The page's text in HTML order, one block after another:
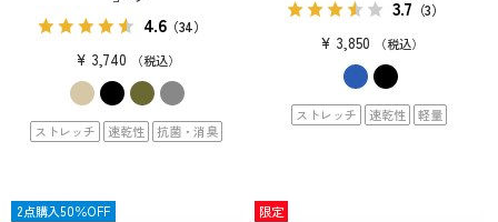
4.6（34）
¥ 3,740 税込
ストレッチ 速乾性 抗菌・消臭
3.7 （3）
¥ 3,850 税込
ストレッチ 速乾性 軽量
SALE
2点購入50％OFF 限定